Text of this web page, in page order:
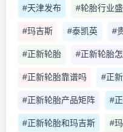
#天津发布 #轮胎行业
#玛吉斯 #泰凯英 #
#正新轮胎 #正新轮胎
#正新轮胎靠谱吗 #正
#正新轮胎产品矩阵 #
#正新轮胎和玛吉斯 #